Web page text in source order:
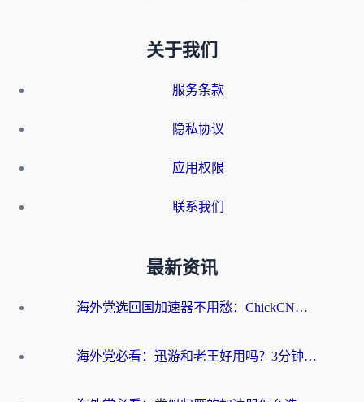
关于我们
服务条款
隐私协议
应用权限
联系我们
最新资讯
海外党选回国加速器不用愁：ChickCN和洞见哪个好？一篇搞定所有疑问
海外党必看：迅游和老王好用吗？3分钟选对加速国内网络的加速器